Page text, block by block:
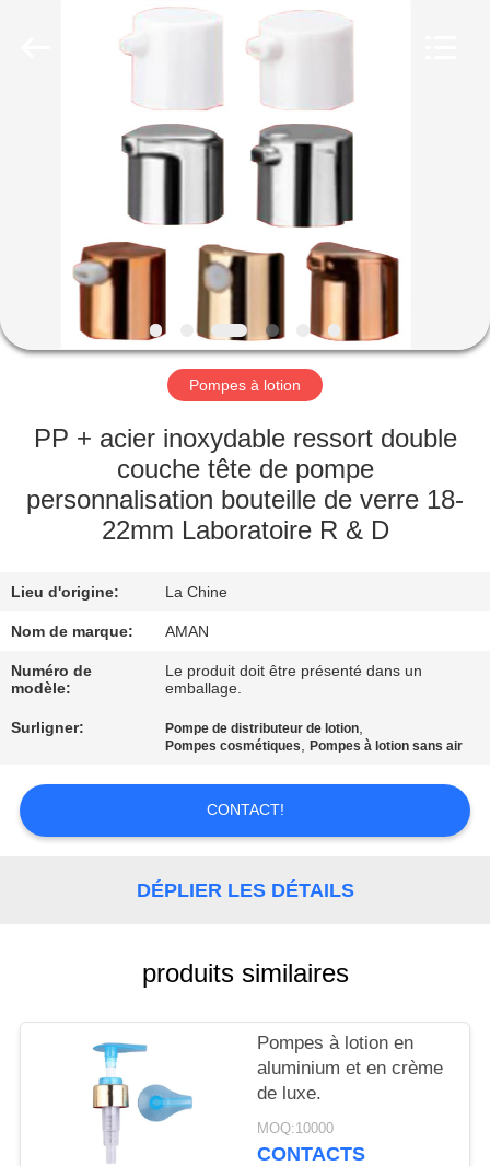
VIDÉOS
LE
SPECTACLE
PROPOS
VISITE
DE
CONTRÔLE
QUALITÉ
CONTACTEZ-
NOUVELLES
DEMANDEZ
Pompes à lotion
PP + acier inoxydable ressort double
couche tête de pompe
personnalisation bouteille de verre 18-
22mm Laboratoire R & D
Lieu d'origine: La Chine
Nom de marque: AMAN
Numéro de
modèle:
Le produit doit être présenté dans un
emballage.
Surligner: Pompe de distributeur de lotion,
Pompes cosmétiques,Pompes à lotion sans air
CONTACT!
DÉPLIER LES DÉTAILS
produits similaires
Pompes à lotion en
aluminium et en crème
de luxe.
MOQ:10000
CONTACTS